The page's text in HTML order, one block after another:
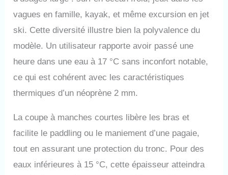
vagues en famille, kayak, et même excursion en jet
ski. Cette diversité illustre bien la polyvalence du
modèle. Un utilisateur rapporte avoir passé une
heure dans une eau à 17 °C sans inconfort notable,
ce qui est cohérent avec les caractéristiques
thermiques d’un néoprène 2 mm.
La coupe à manches courtes libère les bras et
facilite le paddling ou le maniement d’une pagaie,
tout en assurant une protection du tronc. Pour des
eaux inférieures à 15 °C, cette épaisseur atteindra